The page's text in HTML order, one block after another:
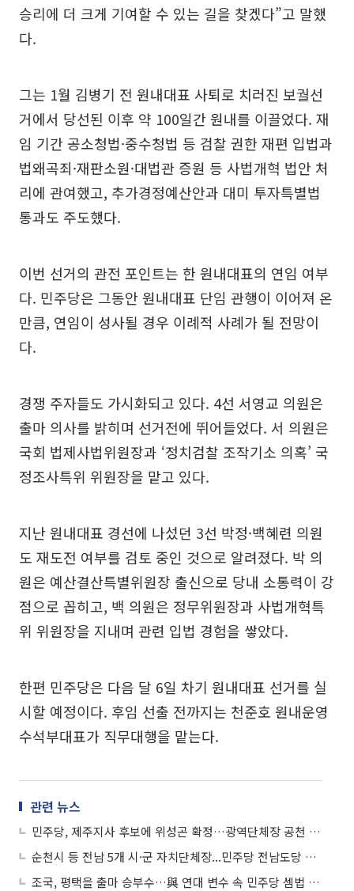
승리에 더 크게 기여할 수 있는 길을 찾겠다”고 말했
다.
그는 1월 김병기 전 원내대표 사퇴로 치러진 보궐선
거에서 당선된 이후 약 100일간 원내를 이끌었다. 재
임 기간 공소청법·중수청법 등 검찰 권한 재편 입법과
법왜곡죄·재판소원·대법관 증원 등 사법개혁 법안 처
리에 관여했고, 추가경정예산안과 대미 투자특별법
통과도 주도했다.
이번 선거의 관전 포인트는 한 원내대표의 연임 여부
다. 민주당은 그동안 원내대표 단임 관행이 이어져 온
만큼, 연임이 성사될 경우 이례적 사례가 될 전망이
다.
경쟁 주자들도 가시화되고 있다. 4선 서영교 의원은
출마 의사를 밝히며 선거전에 뛰어들었다. 서 의원은
국회 법제사법위원장과 ‘정치검찰 조작기소 의혹’ 국
정조사특위 위원장을 맡고 있다.
지난 원내대표 경선에 나섰던 3선 박정·백혜련 의원
도 재도전 여부를 검토 중인 것으로 알려졌다. 박 의
원은 예산결산특별위원장 출신으로 당내 소통력이 강
점으로 꼽히고, 백 의원은 정무위원장과 사법개혁특
위 위원장을 지내며 관련 입법 경험을 쌓았다.
한편 민주당은 다음 달 6일 차기 원내대표 선거를 실
시할 예정이다. 후임 선출 전까지는 천준호 원내운영
수석부대표가 직무대행을 맡는다.
관련 뉴스
민주당, 제주지사 후보에 위성곤 확정…광역단체장 공천 완료
순천시 등 전남 5개 시·군 자치단체장...민주당 전남도당 후보 확정
조국, 평택을 출마 승부수…與 연대 변수 속 민주당 셈법 촉각